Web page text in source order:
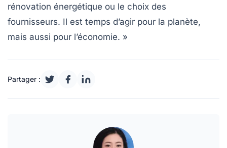
rénovation énergétique ou le choix des
fournisseurs. Il est temps d’agir pour la planète,
mais aussi pour l’économie. »
Partager :